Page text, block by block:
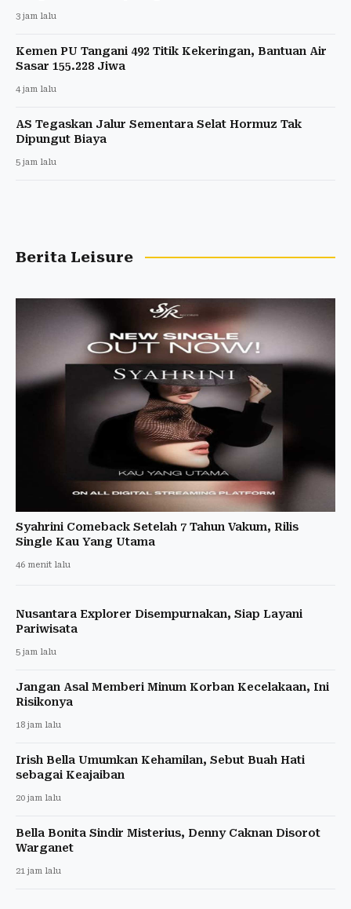
3 jam lalu
Kemen PU Tangani 492 Titik Kekeringan, Bantuan Air
Sasar 155.228 Jiwa
4 jam lalu
AS Tegaskan Jalur Sementara Selat Hormuz Tak
Dipungut Biaya
5 jam lalu
Berita Leisure
Syahrini Comeback Setelah 7 Tahun Vakum, Rilis
Single Kau Yang Utama
46 menit lalu
Nusantara Explorer Disempurnakan, Siap Layani
Pariwisata
5 jam lalu
Jangan Asal Memberi Minum Korban Kecelakaan, Ini
Risikonya
18 jam lalu
Irish Bella Umumkan Kehamilan, Sebut Buah Hati
sebagai Keajaiban
20 jam lalu
Bella Bonita Sindir Misterius, Denny Caknan Disorot
Warganet
21 jam lalu